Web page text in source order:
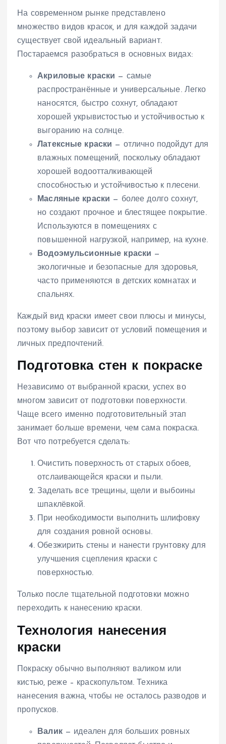
На современном рынке представлено
множество видов красок, и для каждой задачи
существует свой идеальный вариант.
Постараемся разобраться в основных видах:
Акриловые краски — самые
распространённые и универсальные. Легко
наносятся, быстро сохнут, обладают
хорошей укрывистостью и устойчивостью к
выгоранию на солнце.
Латексные краски — отлично подойдут для
влажных помещений, поскольку обладают
хорошей водоотталкивающей
способностью и устойчивостью к плесени.
Масляные краски — более долго сохнут,
но создают прочное и блестящее покрытие.
Используются в помещениях с
повышенной нагрузкой, например, на кухне.
Водоэмульсионные краски —
экологичные и безопасные для здоровья,
часто применяются в детских комнатах и
спальнях.
Каждый вид краски имеет свои плюсы и минусы,
поэтому выбор зависит от условий помещения и
личных предпочтений.
Подготовка стен к покраске
Независимо от выбранной краски, успех во
многом зависит от подготовки поверхности.
Чаще всего именно подготовительный этап
занимает больше времени, чем сама покраска.
Вот что потребуется сделать:
Очистить поверхность от старых обоев,
отслаивающейся краски и пыли.
Заделать все трещины, щели и выбоины
шпаклёвкой.
При необходимости выполнить шлифовку
для создания ровной основы.
Обезжирить стены и нанести грунтовку для
улучшения сцепления краски с
поверхностью.
Только после тщательной подготовки можно
переходить к нанесению краски.
Технология нанесения
краски
Покраску обычно выполняют валиком или
кистью, реже – краскопультом. Техника
нанесения важна, чтобы не осталось разводов и
пропусков.
Валик— идеален для больших ровных